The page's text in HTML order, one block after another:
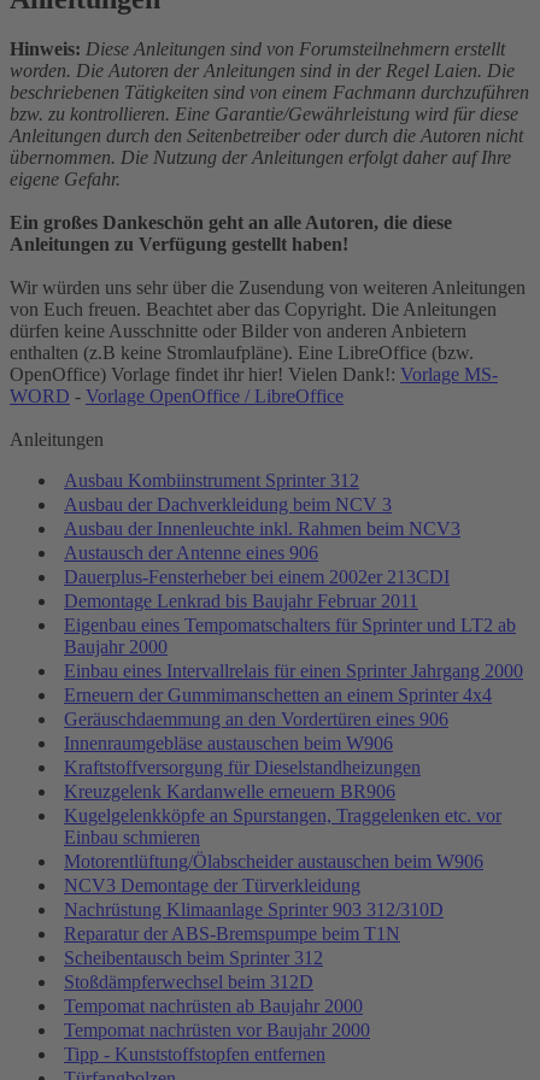
Hinweis: Diese Anleitungen sind von Forumsteilnehmern erstellt
worden. Die Autoren der Anleitungen sind in der Regel Laien. Die
beschriebenen Tätigkeiten sind von einem Fachmann durchzuführen
bzw. zu kontrollieren. Eine Garantie/Gewährleistung wird für diese
Anleitungen durch den Seitenbetreiber oder durch die Autoren nicht
übernommen. Die Nutzung der Anleitungen erfolgt daher auf Ihre
eigene Gefahr.
Ein großes Dankeschön geht an alle Autoren, die diese
Anleitungen zu Verfügung gestellt haben!
Wir würden uns sehr über die Zusendung von weiteren Anleitungen
von Euch freuen. Beachtet aber das Copyright. Die Anleitungen
dürfen keine Ausschnitte oder Bilder von anderen Anbietern
enthalten (z.B keine Stromlaufpläne). Eine LibreOffice (bzw.
OpenOffice) Vorlage findet ihr hier! Vielen Dank!: Vorlage MS-
WORD - Vorlage OpenOffice / LibreOffice
Anleitungen
Ausbau Kombiinstrument Sprinter 312
Ausbau der Dachverkleidung beim NCV 3
Ausbau der Innenleuchte inkl. Rahmen beim NCV3
Austausch der Antenne eines 906
Dauerplus-Fensterheber bei einem 2002er 213CDI
Demontage Lenkrad bis Baujahr Februar 2011
Eigenbau eines Tempomatschalters für Sprinter und LT2 ab
Baujahr 2000
Einbau eines Intervallrelais für einen Sprinter Jahrgang 2000
Erneuern der Gummimanschetten an einem Sprinter 4x4
Geräuschdaemmung an den Vordertüren eines 906
Innenraumgebläse austauschen beim W906
Kraftstoffversorgung für Dieselstandheizungen
Kreuzgelenk Kardanwelle erneuern BR906
Kugelgelenkköpfe an Spurstangen, Traggelenken etc. vor
Einbau schmieren
Motorentlüftung/Ölabscheider austauschen beim W906
NCV3 Demontage der Türverkleidung
Nachrüstung Klimaanlage Sprinter 903 312/310D
Reparatur der ABS-Bremspumpe beim T1N
Scheibentausch beim Sprinter 312
Stoßdämpferwechsel beim 312D
Tempomat nachrüsten ab Baujahr 2000
Tempomat nachrüsten vor Baujahr 2000
Tipp - Kunststoffstopfen entfernen